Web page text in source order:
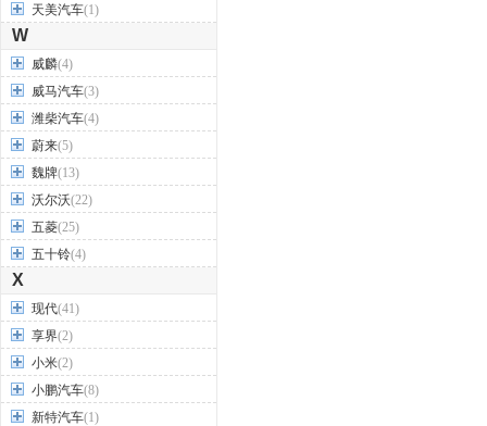
天美汽车(1)
W
威麟(4)
威马汽车(3)
潍柴汽车(4)
蔚来(5)
魏牌(13)
沃尔沃(22)
五菱(25)
五十铃(4)
X
现代(41)
享界(2)
小米(2)
小鹏汽车(8)
新特汽车(1)